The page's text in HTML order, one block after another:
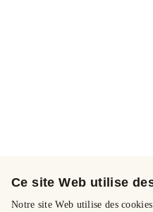
Ce site Web utilise
Notre site Web utilise des